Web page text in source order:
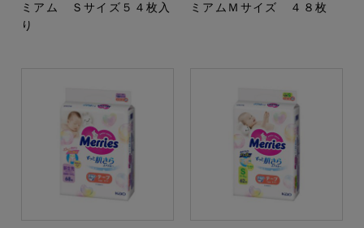
ミアム Ｓサイズ５４枚入
り
ミアムＭサイズ ４８枚